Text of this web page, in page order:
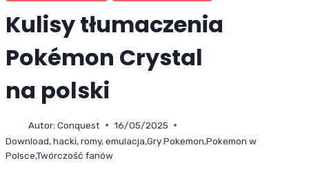
Kulisy tłumaczenia
Pokémon Crystal
na polski
Autor: Conquest
16/05/2025
Download, hacki, romy, emulacja,Gry Pokemon,Pokemon w
Polsce,Twórczość fanów